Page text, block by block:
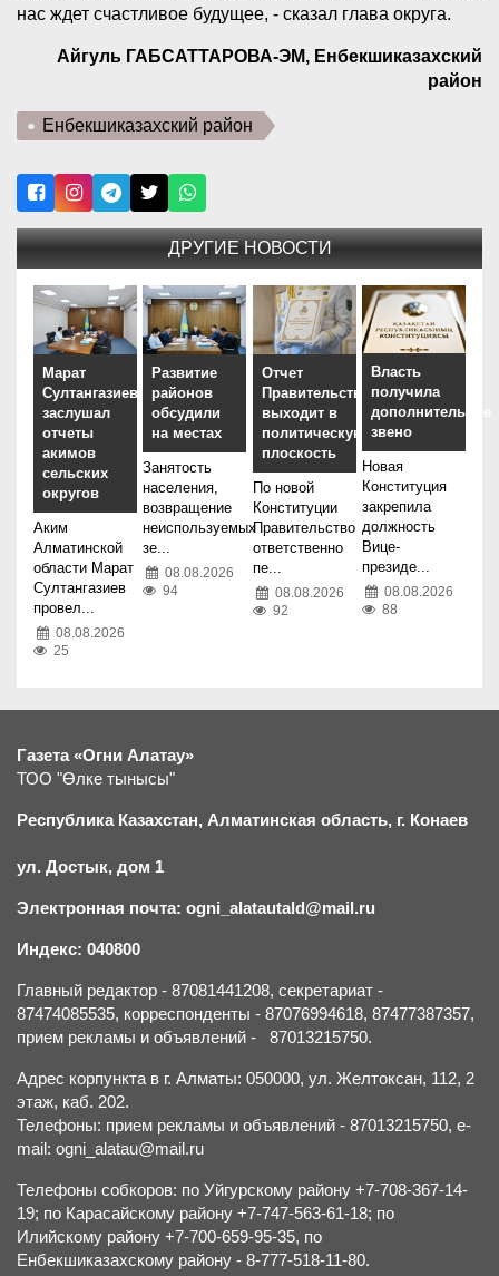
нас ждет счастливое будущее, - сказал глава округа.
Айгуль ГАБСАТТАРОВА-ЭМ, Енбекшиказахский
район
Енбекшиказахский район
ДРУГИЕ НОВОСТИ
Марат
Султангазиев
заслушал
отчеты
акимов
сельских
округов
Аким
Алматинской
области Марат
Султангазиев
провел...
08.08.2026
25
Развитие
районов
обсудили
на местах
Занятость
населения,
возвращение
неиспользуемых
зе...
08.08.2026
94
Отчет
Правительства
выходит в
политическую
плоскость
По новой
Конституции
Правительство
ответственно
пе...
08.08.2026
92
Власть
получила
дополнительное
звено
Новая
Конституция
закрепила
должность
Вице-
президе...
08.08.2026
88
Газета «Огни Алатау»
ТОО "Өлке тынысы"
Республика Казахстан, Алматинская область, г. Конаев
ул. Достык, дом 1
Электронная почта: ogni_alatautald@mail.ru
Индекс: 040800
Главный редактор - 87081441208, секретариат -
87474085535, корреспонденты - 87076994618, 87477387357,
прием рекламы и объявлений - 87013215750.
Адрес корпункта в г. Алматы: 050000, ул. Желтоксан, 112, 2
этаж, каб. 202.
Телефоны: прием рекламы и объявлений - 87013215750, e-
mail: ogni_alatau@mail.ru
Телефоны собкоров: по Уйгурскому району +7-708-367-14-
19; по Карасайскому району +7-747-563-61-18; по
Илийскому району +7-700-659-95-35, по
Енбекшиказахскому району - 8-777-518-11-80.